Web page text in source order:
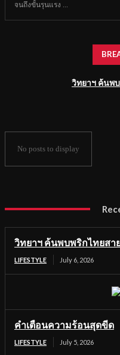
จนถึงขั้นรุนแรง ...
วิทยาฯ ค้นพ
No posts to display
วิทยาฯ ค้นพบพริกไทยสา
LIFESTYLE July 6, 2026
คำเตือนความร้อนสุดขีด
LIFESTYLE July 5, 2026